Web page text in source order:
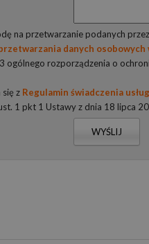
na przetwarzanie podanych
danych osobowych
ogólnego rozporządzenia o
się z Regulamin świadczenia
1 pkt 1 Ustawy z dnia 18 lipca
WYŚLIJ